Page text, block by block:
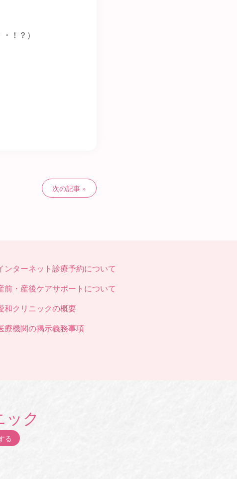
！？）
次の記事
ンターネット診療予約について
前・産後ケアサポートについて
和クリニックの概要
療機関の掲示義務事項
ク
る